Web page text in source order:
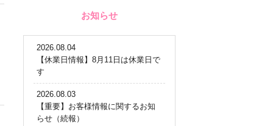
お知らせ
2026.08.04
【休業日情報】8月11日は休業日で
す
2026.08.03
【重要】お客様情報に関するお知
らせ（続報）